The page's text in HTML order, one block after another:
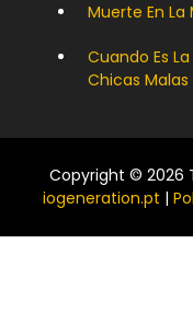
Muerte En
Cuando Es
Chicas Malas
Copyright © 2026
iogeneration.pt |